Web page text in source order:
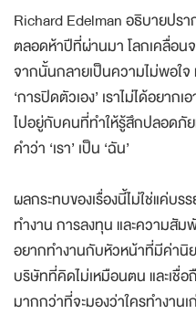
Richard Edelman อธิบายปร
ตลอดห้าปีที่ผ่านมา โลกเคลื่อ
จากนั้นกลายเป็นความไม่พอใจ
‘การปิดตัวเอง’ เราไม่ได้อยาก
ไปอยู่กับคนที่ทำให้รู้สึกปลอดภัย
ผลกระทบของเรื่องนี้ไม่ใช่แค่บร
ทำงาน การลงทุน และความสั
อยากทำงานกับหัวหน้าที่มีค่านิย
บริษัทที่คิดไม่เหมือนตน และเชื่อ